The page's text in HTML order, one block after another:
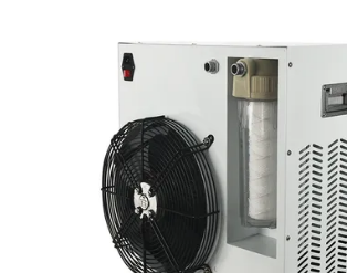
NOUVELLES
DEMANDEZ
CITATION